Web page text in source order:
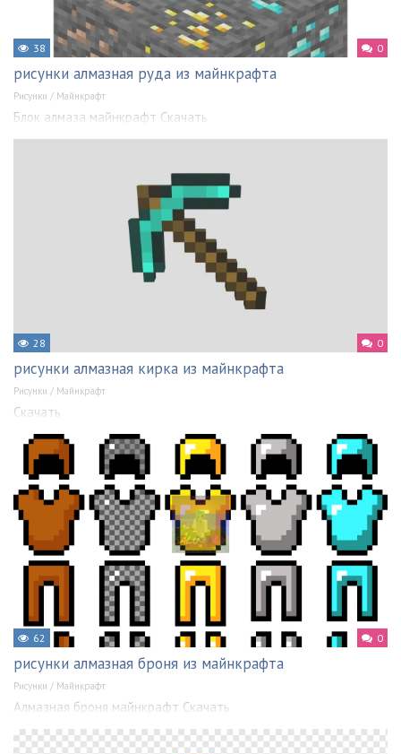
38 0
рисунки алмазная руда из майнкрафта
Рисунки / Майнкрафт
Блок алмаза майнкрафт Скачать
28 0
рисунки алмазная кирка из майнкрафта
Рисунки / Майнкрафт
Скачать
62 0
рисунки алмазная броня из майнкрафта
Рисунки / Майнкрафт
Алмазная броня майнкрафт Скачать